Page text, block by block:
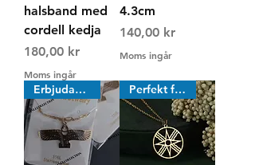
halsband med
cordell kedja
Pris
180,00 kr
Moms ingår
4.3cm
Pris
140,00 kr
Moms ingår
Erbjudande Perfekt för barn & ungdom